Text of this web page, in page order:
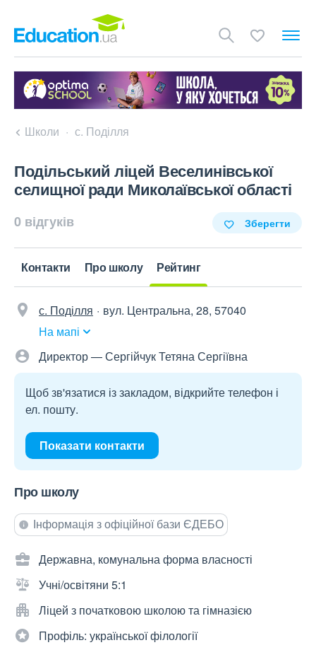
Школи с. Поділля
Подільський ліцей Веселинівської
селищної ради Миколаївської області
0 відгуків Зберегти
Контакти Про школу Рейтинг
с. Поділля
вул. Центральна, 28, 57040
На мапі
Директор — Сергійчук Тетяна Сергіївна
Щоб зв'язатися із закладом, відкрийте телефон і
ел. пошту.
Показати контакти
Про школу
Інформація з офіційної бази ЄДЕБО
Державна, комунальна форма власності
Учні/освітяни 5:1
Ліцей з початковою школою та гімназією
Профіль: української філології